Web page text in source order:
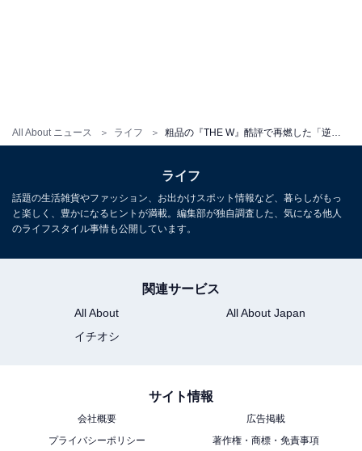
All About ニュース ライフ
「女子枠」は本当にズルいのか。粗品発言から読み解
この記事の執筆者：佐藤れん プロフィール
受験業界に身を置く教育ライター。専門はジェンダーと
大学受験。かつては大学の非常勤講師をしていたこと
こちらもおすすめ
む“見えないルール”
ライフ
話題の生活雑貨やファッション、お出かけスポット情報など、暮らしがもっ
と楽しく、豊かになるヒントが満載。編集部が独自調査した、気になる他人
のライフスタイル事情も公開しています。
関連サービス
All About
All About Japan
イチオシ
サイト情報
会社概要
広告掲載
プライバシーポリシー
著作権・商標・免責事項